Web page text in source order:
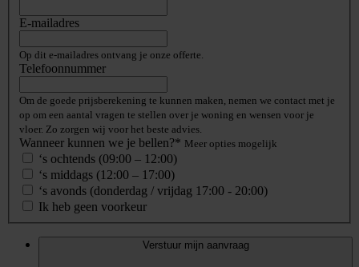
E-mailadres
Op dit e-mailadres ontvang je onze offerte.
Telefoonnummer
Om de goede prijsberekening te kunnen maken, nemen we contact met je
op om een aantal vragen te stellen over je woning en wensen voor je
vloer. Zo zorgen wij voor het beste advies.
Wanneer kunnen we je bellen?* Meer opties mogelijk
‘s ochtends (09:00 – 12:00)
‘s middags (12:00 – 17:00)
‘s avonds (donderdag / vrijdag 17:00 - 20:00)
Ik heb geen voorkeur
Verstuur mijn aanvraag